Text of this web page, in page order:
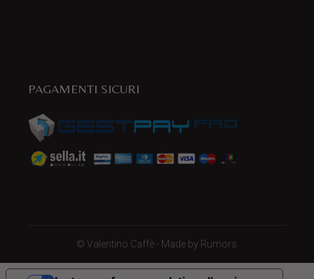
PAGAMENTI SICURI
©Valentino Caffè- Made by Rumors